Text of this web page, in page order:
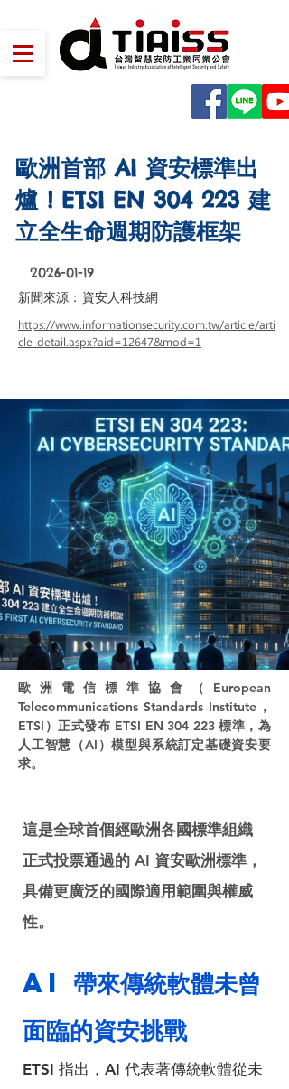
歐洲首部 AI 資安標準出
爐 ! ETSI EN 304 223 建
立全生命週期防護框架
2026-01-19
資安人科技網
新聞來源：
https://www.informationsecurity.com.tw/article/arti
cle_detail.aspx?aid=12647&mod=1
歐洲電信標準協會（European
Telecommunications Standards Institute，
ETSI）正式發布 ETSI EN 304 223 標準，為
人工智慧（AI）模型與系統訂定基礎資安要
求。
這是全球首個經歐洲各國標準組織
正式投票通過的 AI 資安歐洲標準，
具備更廣泛的國際適用範圍與權威
性。
AI 帶來傳統軟體未曾
面臨的資安挑戰
ETSI 指出，AI 代表著傳統軟體從未